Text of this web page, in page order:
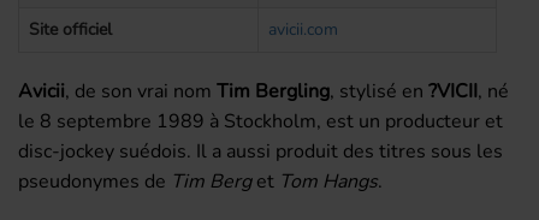
Site officiel
avicii.com
Avicii, de son vrai nom Tim Bergling, stylisé en ?VICII, né
le 8 septembre 1989 à Stockholm, est un producteur et
disc-jockey suédois. Il a aussi produit des titres sous les
pseudonymes de Tim Berget Tom Hangs.